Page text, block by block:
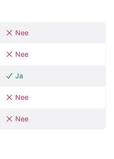
Nee
Nee
Ja
Nee
Nee